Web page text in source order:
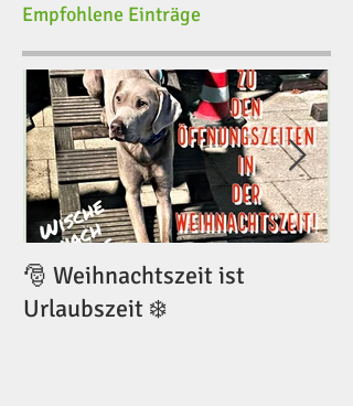
Empfohlene Einträge
🎅 Weihnachtszeit ist
Urlaubszeit ❄️